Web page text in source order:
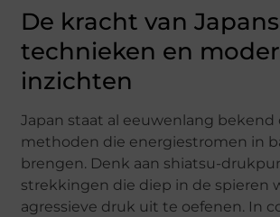
De kracht van
technieken en
inzichten
Japan staat al eeuwenlang
methoden die energiestromen in
brengen. Denk aan shiatsu-
strekkingen die diep in de spieren
agressieve druk uit te oefenen. In